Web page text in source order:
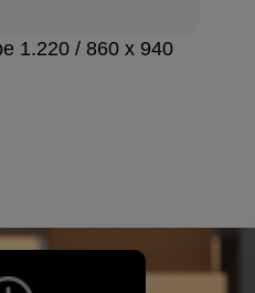
1.220 / 860 x 940